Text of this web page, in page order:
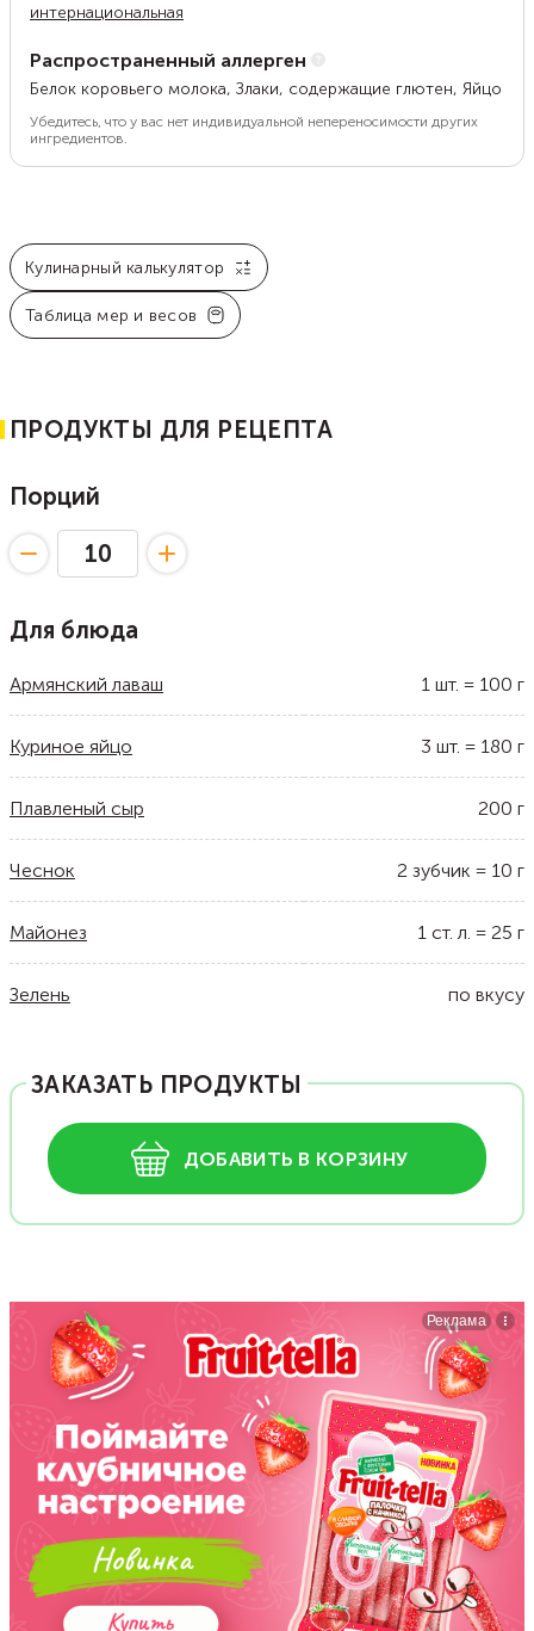
интернациональная
Распространенный аллерген
Белок коровьего молока, Злаки, содержащие глютен, Яйцо
Убедитесь, что у вас нет индивидуальной непереносимости других
ингредиентов.
Кулинарный калькулятор
Таблица мер и весов
ПРОДУКТЫ ДЛЯ РЕЦЕПТА
Порций
Для блюда
Армянский лаваш 1 шт. = 100 г
Куриное яйцо 3 шт. = 180 г
Плавленый сыр 200 г
Чеснок 2 зубчик = 10 г
Майонез 1 ст. л. = 25 г
Зелень по вкусу
ЗАКАЗАТЬ ПРОДУКТЫ
ДОБАВИТЬ В КОРЗИНУ